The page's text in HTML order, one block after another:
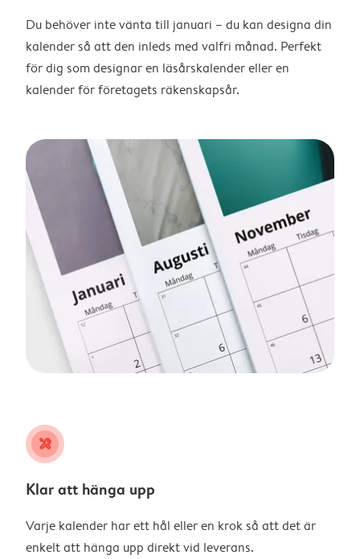
Du behöver inte vänta till januari – du kan designa din
kalender så att den inleds med valfri månad. Perfekt
för dig som designar en läsårskalender eller en
kalender för företagets räkenskapsår.
tools
Klar att hänga upp
Varje kalender har ett hål eller en krok så att det är
enkelt att hänga upp direkt vid leverans.